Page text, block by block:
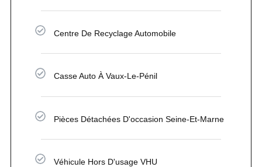
Centre De Recyclage Automobile
Casse Auto À Vaux-Le-Pénil
Pièces Détachées D'occasion Seine-Et-Marne
Véhicule Hors D'usage VHU